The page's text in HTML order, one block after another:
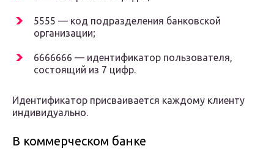
5555 — код подразделения банковской
организации;
6666666 — идентификатор пользователя,
состоящий из 7 цифр.
Идентификатор присваивается каждому клиенту
индивидуально.
В коммерческом банке